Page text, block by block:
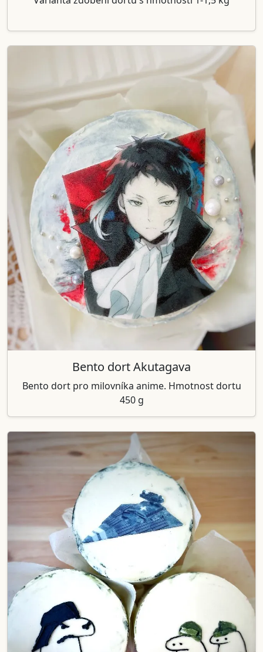
Bento dort Akutagava
Bento dort pro milovníka anime. Hmotnost dortu
450 g